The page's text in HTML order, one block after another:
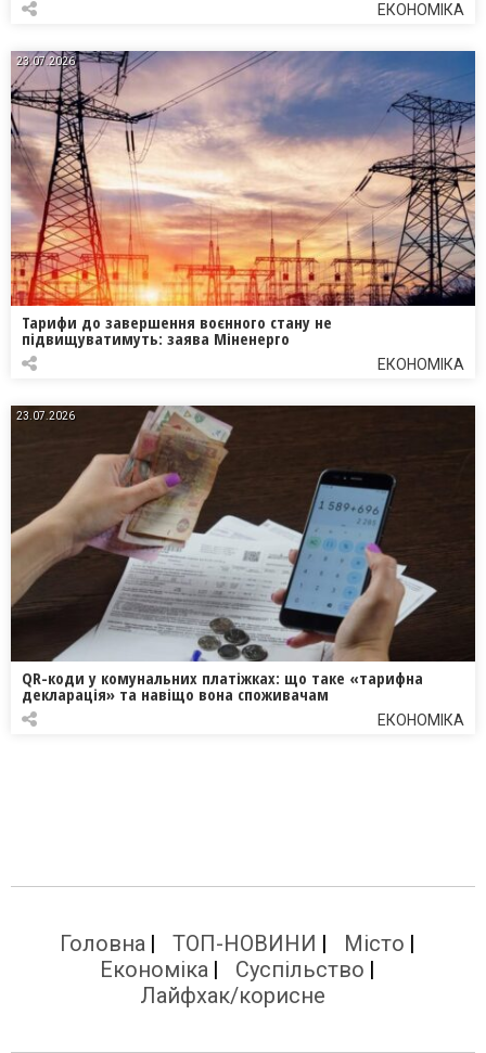
ЕКОНОМІКА
23.07.2026
Тарифи до завершення воєнного стану не
підвищуватимуть: заява Міненерго
ЕКОНОМІКА
23.07.2026
QR-коди у комунальних платіжках: що таке «тарифна
декларація» та навіщо вона споживачам
ЕКОНОМІКА
Головна ТОП-НОВИНИ
Місто
Економіка
Суспільство
Лайфхак/корисне